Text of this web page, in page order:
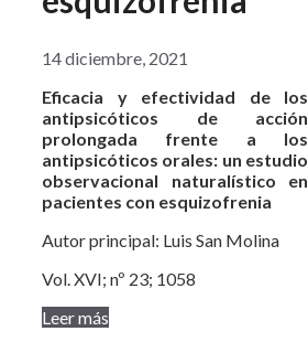
14 diciembre, 2021
Eficacia y efectividad de los
antipsicóticos de acción
prolongada frente a los
antipsicóticos orales: un estudio
observacional naturalístico en
pacientes con esquizofrenia
Autor principal: Luis San Molina
Vol. XVI; nº 23; 1058
Leer más